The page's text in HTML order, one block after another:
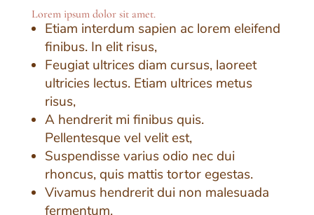
Lorem ipsum dolor sit amet.
Etiam interdum sapien ac lorem eleifend
finibus. In elit risus,
Feugiat ultrices diam cursus, laoreet
ultricies lectus. Etiam ultrices metus
risus,
A hendrerit mi finibus quis.
Pellentesque vel velit est,
Suspendisse varius odio nec dui
rhoncus, quis mattis tortor egestas.
Vivamus hendrerit dui non malesuada
fermentum.